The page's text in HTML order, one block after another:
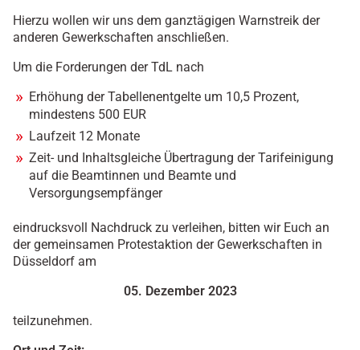
Hierzu wollen wir uns dem ganztägigen Warnstreik der
anderen Gewerkschaften anschließen.
Um die Forderungen der TdL nach
Erhöhung der Tabellenentgelte um 10,5 Prozent,
mindestens 500 EUR
Laufzeit 12 Monate
Zeit- und Inhaltsgleiche Übertragung der Tarifeinigung
auf die Beamtinnen und Beamte und
Versorgungsempfänger
eindrucksvoll Nachdruck zu verleihen, bitten wir Euch an
der gemeinsamen Protestaktion der Gewerkschaften in
Düsseldorf am
05. Dezember 2023
teilzunehmen.